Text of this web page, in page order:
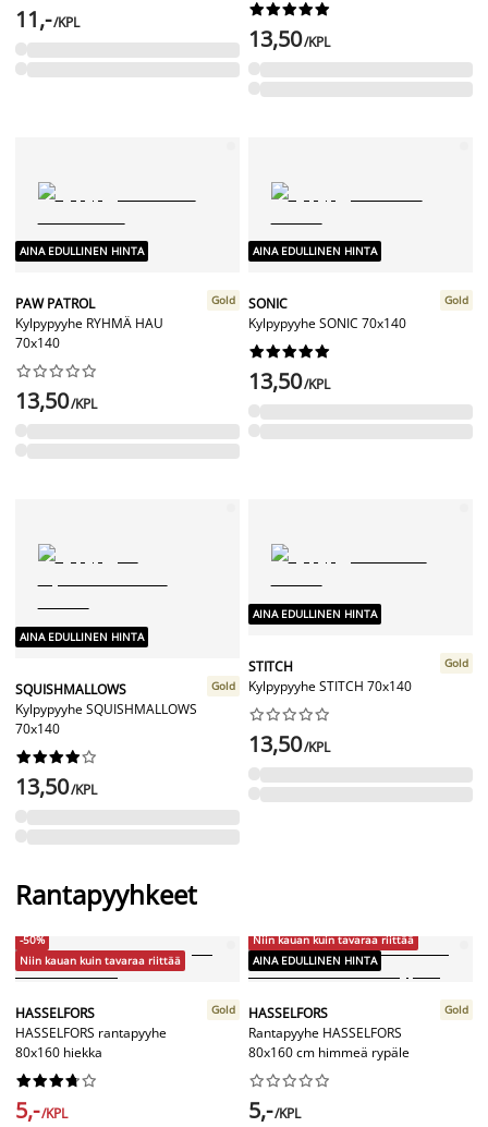
11,-/KPL






13,50/KPL
AINA EDULLINEN HINTA
PAW PATROL
Kylpypyyhe RYHMÄ HAU
70x140
Gold






13,50/KPL
AINA EDULLINEN HINTA
SONIC
Kylpypyyhe SONIC 70x140
Gold






13,50/KPL
AINA EDULLINEN HINTA
SQUISHMALLOWS
Kylpypyyhe SQUISHMALLOWS
70x140
Gold






13,50/KPL
AINA EDULLINEN HINTA
STITCH
Kylpypyyhe STITCH 70x140
Gold






13,50/KPL
Rantapyyhkeet
-50%
Niin kauan kuin tavaraa riittää
HASSELFORS
HASSELFORS rantapyyhe
80x160 hiekka
Gold






5,-/KPL
Niin kauan kuin tavaraa riittää
AINA EDULLINEN HINTA
HASSELFORS
Rantapyyhe HASSELFORS
80x160 cm himmeä rypäle
Gold






5,-/KPL